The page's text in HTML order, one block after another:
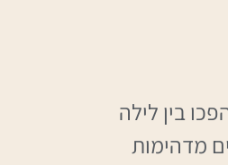
בין לילה
מדהימות